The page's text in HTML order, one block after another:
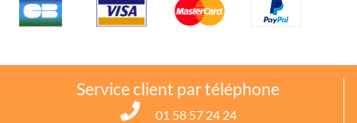
Service client par téléphone
01 58 57 24 24